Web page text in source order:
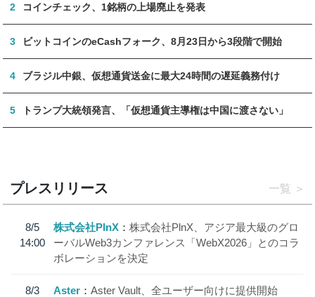
2 コインチェック、1銘柄の上場廃止を発表
3 ビットコインのeCashフォーク、8月23日から3段階で開始
4 ブラジル中銀、仮想通貨送金に最大24時間の遅延義務付け
5 トランプ大統領発言、「仮想通貨主導権は中国に渡さない」
プレスリリース 一覧
8/5
14:00
株式会社PlnX
株式会社PlnX、アジア最大級のグロ
ーバルWeb3カンファレンス「WebX2026」とのコラ
ボレーションを決定
8/3
Aster Aster Vault、全ユーザー向けに提供開始